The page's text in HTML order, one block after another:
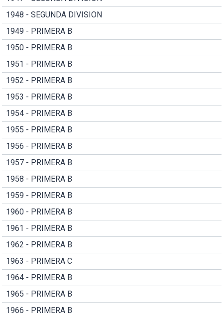
1948 - SEGUNDA DIVISION
1949 - PRIMERA B
1950 - PRIMERA B
1951 - PRIMERA B
1952 - PRIMERA B
1953 - PRIMERA B
1954 - PRIMERA B
1955 - PRIMERA B
1956 - PRIMERA B
1957 - PRIMERA B
1958 - PRIMERA B
1959 - PRIMERA B
1960 - PRIMERA B
1961 - PRIMERA B
1962 - PRIMERA B
1963 - PRIMERA C
1964 - PRIMERA B
1965 - PRIMERA B
1966 - PRIMERA B